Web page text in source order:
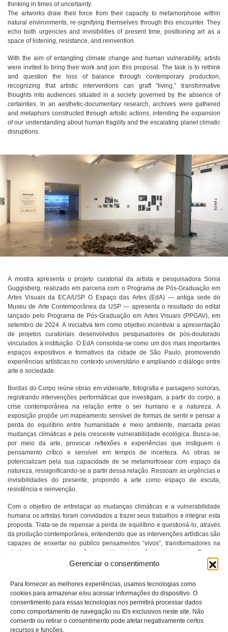
Gerenciar o consentimento
Para fornecer as melhores experiências, usamos tecnologias como
cookies para armazenar e/ou acessar informações do dispositivo. O
consentimento para essas tecnologias nos permitirá processar dados
como comportamento de navegação ou IDs exclusivos neste site. Não
consentir ou retirar o consentimento pode afetar negativamente certos
recursos e funções.
thinking in times of uncertainty.
The artworks draw their force from their capacity to metamorphose within
natural environments, re-signifying themselves through this encounter. They
echo both urgencies and invisibilities of present time, positioning art as a
space of listening, resistance, and reinvention.
With the aim of entangling climate change and human vulnerability, artists
were invited to bring their work and join this proposal. The task is to rethink
and question the loss of balance through contemporary production,
recognizing that artistic interventions can graft “living,” transformative
thoughts into audiences situated in a society governed by the absence of
certainties. In an aesthetic-documentary research, archives were gathered
and metaphors constructed through artistic actions, intending the expansion
of our understanding about human fragility and the escalating planet climatic
disruptions.
A mostra apresenta o projeto curatorial da artista e pesquisadora Sonia
Guggisberg, realizado em parceria com o Programa de Pós-Graduação em
Artes Visuais da ECA/USP. O Espaço das Artes (EdA) — antiga sede do
Museu de Arte Contemporânea da USP — apresenta o resultado do edital
lançado pelo Programa de Pós-Graduação em Artes Visuais (PPGAV), em
setembro de 2024. A iniciativa tem como objetivo incentivar a apresentação
de projetos curatoriais desenvolvidos pesquisadores de pós-doutorado
vinculados à instituição. O EdA consolida-se como um dos mais importantes
espaços expositivos e formativos da cidade de São Paulo, promovendo
experiências artísticas no contexto universitário e ampliando o diálogo entre
arte e sociedade.
Bordas do Corpo reúne obras em videoarte, fotografia e paisagens sonoras,
registrando intervenções performáticas que investigam, a partir do corpo, a
crise contemporânea na relação entre o ser humano e a natureza. A
exposição propõe um mapeamento sensível de formas de sentir e pensar a
perda do equilíbrio entre humanidade e meio ambiente, marcada pelas
mudanças climáticas e pela crescente vulnerabilidade ecológica. Busca-se,
por meio da arte, provocar reflexões e experiências que instiguem o
pensamento crítico e sensível em tempos de incerteza. As obras se
potencializam pela sua capacidade de se metamorfosear com espaço da
natureza, ressignificando-se a partir dessa relação. Ressoam as urgências e
invisibilidades do presente, propondo a arte como espaço de escuta,
resistência e reinvenção.
Com o objetivo de entrelaçar as mudanças climáticas e a vulnerabilidade
humana os artistas foram convidados a trazer seus trabalhos e integrar esta
proposta. Trata-se de repensar a perda de equilíbrio e questioná-lo, através
da produção contemporânea, entendendo que as intervenções artísticas são
capazes de enxertar no público pensamentos “vivos”, transformadores na
atual sociedade contemporânea, regida pela ausência de certezas. Em uma
pesquisa estético-documental, arquivos foram coletados e metáforas
construídas por ações artísticas, com a finalidade de ampliar a compreensão
sobre a fragilidade humana e os problemas climáticos crescentes no
planeta.